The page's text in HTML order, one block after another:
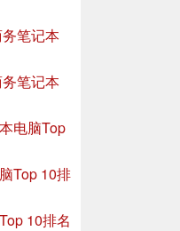
笔记本
笔记本
电脑Top
Top 10排
10排名